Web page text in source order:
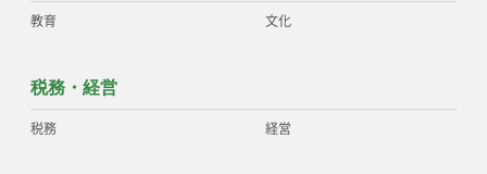
教育 文化
税務・経営
税務 経営